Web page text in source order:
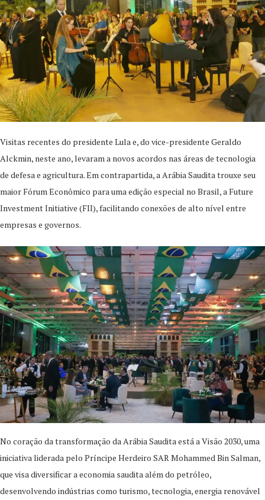
Visitas recentes do presidente Lula e, do vice-presidente Geraldo
Alckmin, neste ano, levaram a novos acordos nas áreas de tecnologia
de defesa e agricultura. Em contrapartida, a Arábia Saudita trouxe seu
maior Fórum Econômico para uma edição especial no Brasil, a Future
Investment Initiative (FII), facilitando conexões de alto nível entre
empresas e governos.
No coração da transformação da Arábia Saudita está a Visão 2030, uma
iniciativa liderada pelo Príncipe Herdeiro SAR Mohammed Bin Salman,
que visa diversificar a economia saudita além do petróleo,
desenvolvendo indústrias como turismo, tecnologia, energia renovável